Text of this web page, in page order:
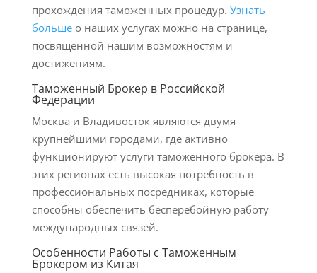
прохождения таможенных процедур. Узнать
большео наших услугах можно на странице,
посвященной нашим возможностям и
достижениям.
Таможенный Брокер в Российской
Федерации
Москва и Владивосток являются двумя
крупнейшими городами, где активно
функционируют услуги таможенного брокера. В
этих регионах есть высокая потребность в
профессиональных посредниках, которые
способны обеспечить бесперебойную работу
международных связей.
Особенности Работы с Таможенным
Брокером из Китая